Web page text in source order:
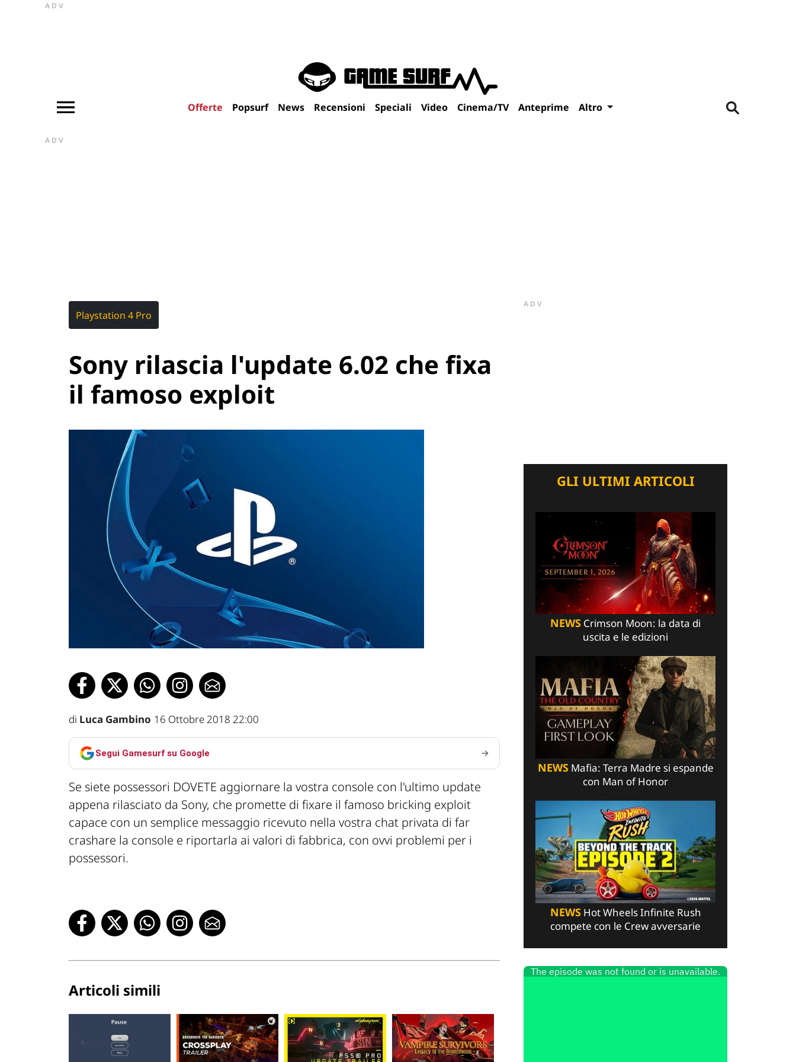
ADV
Offerte Popsurf News Recensioni Speciali Video Cinema/TV Anteprime Altro
ADV
Playstation 4 Pro
Sony rilascia l'update 6.02 che fixa
il famoso exploit
di Luca Gambino 16 Ottobre 2018 22:00
Segui Gamesurf su Google
Se siete possessori DOVETE aggiornare la vostra console con l'ultimo update
appena rilasciato da Sony, che promette di fixare il famoso bricking exploit
capace con un semplice messaggio ricevuto nella vostra chat privata di far
crashare la console e riportarla ai valori di fabbrica, con ovvi problemi per i
possessori.
Articoli simili
ADV
GLI ULTIMI ARTICOLI
NEWS Crimson Moon: la data di
uscita e le edizioni
NEWSMafia: Terra Madre si espande
con Man of Honor
NEWSHot Wheels Infinite Rush
compete con le Crew avversarie